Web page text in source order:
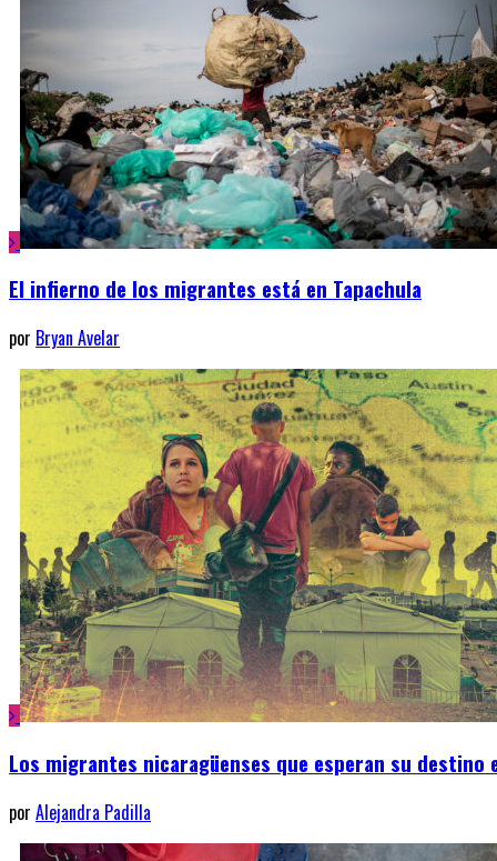
El infierno de los migrantes está en Tapachula
por Bryan Avelar
Los migrantes nicaragüenses que esperan su destino
por Alejandra Padilla